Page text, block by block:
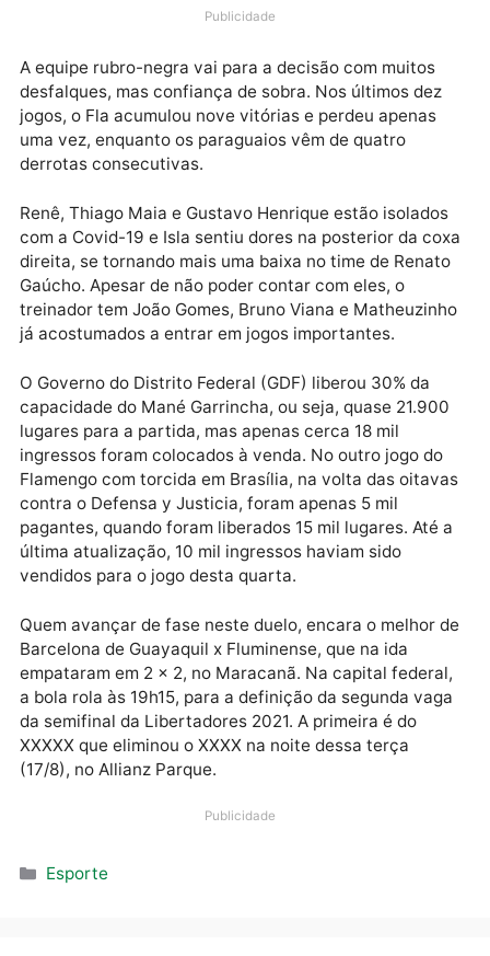
x 1, conquistado fora de casa e, nesta quarta-feira
sua torcida.
Publicidade
desfalques, mas confiança de sobra. Nos últimos dez
jogos, o Fla acumulou nove vitórias e perdeu apenas
uma vez, enquanto os paraguaios vêm de quatro
derrotas consecutivas.
Renê, Thiago Maia e Gustavo Henrique estão
com a Covid-19 e Isla sentiu dores na posterior da
direita, se tornando mais uma baixa no time de
Gaúcho. Apesar de não poder contar com eles, o
treinador tem João Gomes, Bruno Viana e
já acostumados a entrar em jogos importantes.
O Governo do Distrito Federal (GDF) liberou 30% da
capacidade do Mané Garrincha, ou seja, quase
lugares para a partida, mas apenas cerca 18 mil
ingressos foram colocados à venda. No outro jogo
Flamengo com torcida em Brasília, na volta das
contra o Defensa y Justicia, foram apenas 5 mil
pagantes, quando foram liberados 15 mil lugares.
última atualização, 10 mil ingressos haviam sido
vendidos para o jogo desta quarta.
Quem avançar de fase neste duelo, encara o melhor
a bola rola às 19h15, para a definição da segunda